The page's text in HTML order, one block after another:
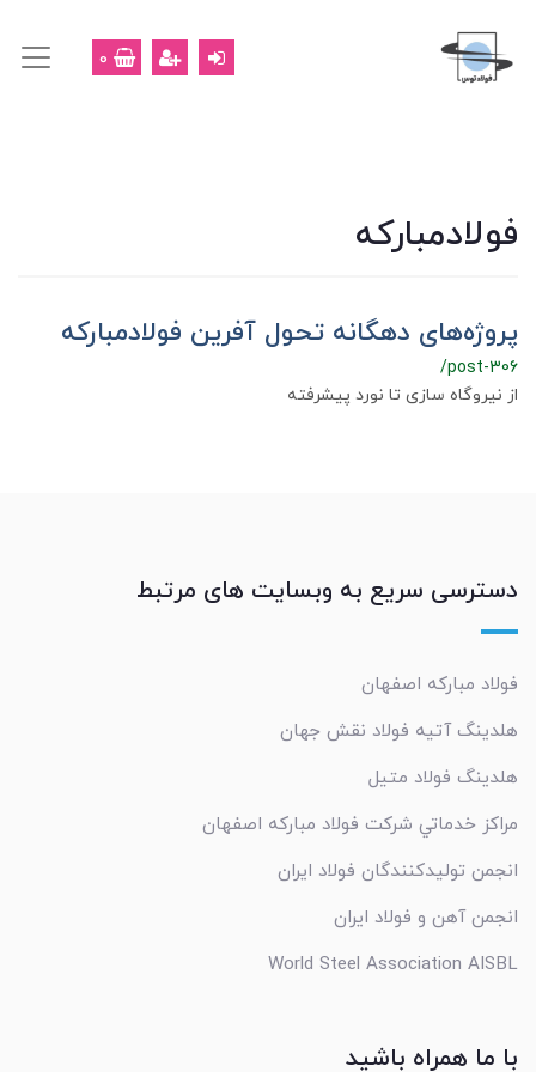
0
فولادمبارکه
پروژه‌های دهگانه تحول آفرین فولادمبارکه
/post-306
از نیروگاه سازی تا نورد پیشرفته
دسترسی سریع به وبسایت های مرتبط
فولاد مبارکه اصفهان
هلدینگ آتیه فولاد نقش جهان
هلدینگ فولاد متیل
مراکز خدماتي شرکت فولاد مبارکه اصفهان
انجمن تولیدکنندگان فولاد ایران
انجمن آهن و فولاد ایران
World Steel Association AISBL
با ما همراه باشید